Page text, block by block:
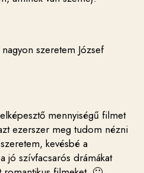
szeretem József
mennyiségű filmet
ezerszer meg tudom nézni
kevésbé a
jó szívfacsarós drámákat